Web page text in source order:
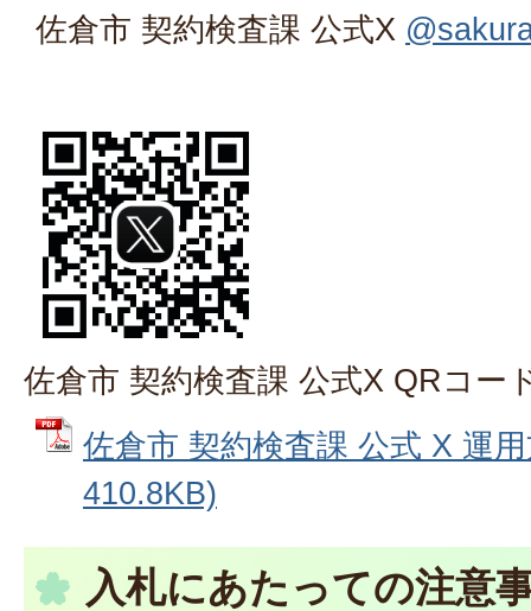
佐倉市 契約検査課 公式X
佐倉市 契約検査課 公式X QRコー
佐倉市 契約検査課 公式 X 運
410.8KB)
入札にあたっての注意